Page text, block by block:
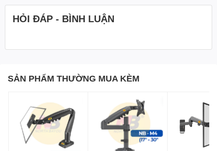
HỎI ĐÁP - BÌNH LUẬN
SẢN PHẨM THƯỜNG MUA KÈM